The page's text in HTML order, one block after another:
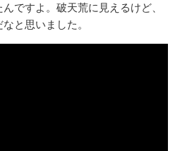
ですよ。破天荒に見えるけど、
と思いました。